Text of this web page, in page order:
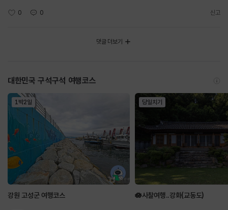
0 0 신고
댓글 더보기
대한민국 구석구석 여행코스
1박2일
강원 고성군 여행코스
당일치기
🪷사찰여행..강화(교동도)